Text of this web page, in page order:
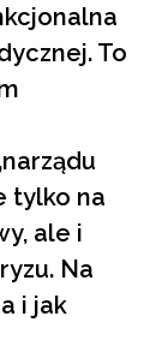
To
tylko na
ale i
Na
i jak